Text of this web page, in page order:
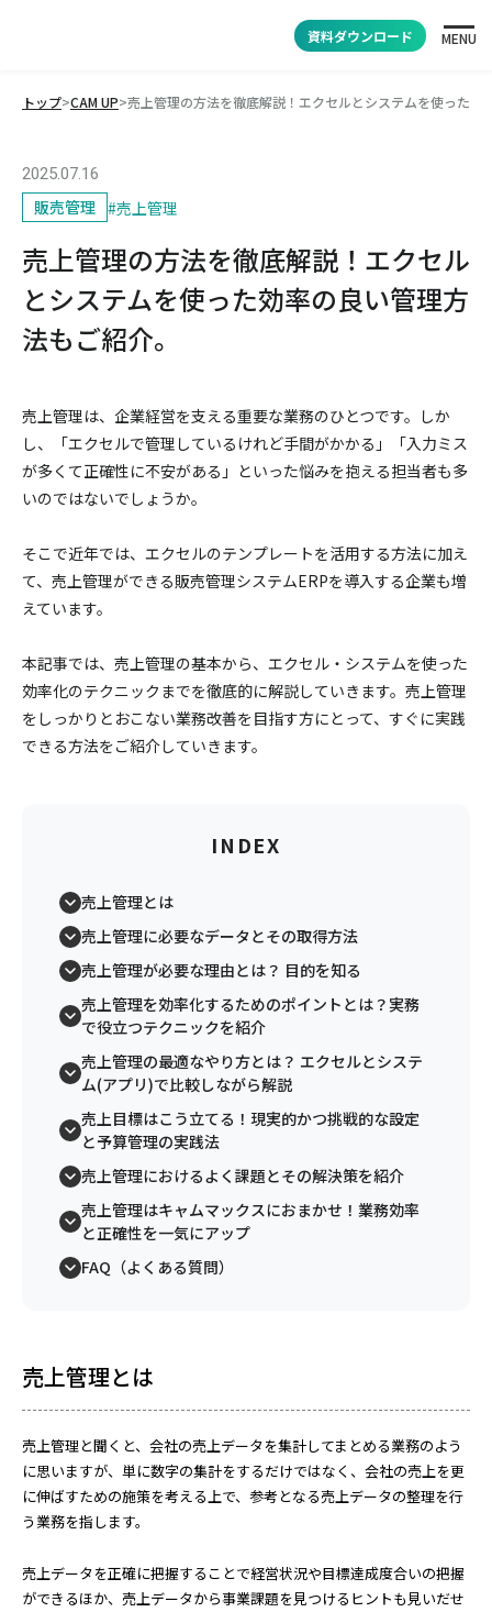
資料ダウンロード MENU
トップ>CAM UP>売上管理の方法を徹底解説！エクセルとシステムを使った効
2025.07.16
販売管理 #売上管理
売上管理の方法を徹底解説！エクセル
とシステムを使った効率の良い管理方
法もご紹介。
売上管理は、企業経営を支える重要な業務のひとつです。しか
し、「エクセルで管理しているけれど手間がかかる」「入力ミス
が多くて正確性に不安がある」といった悩みを抱える担当者も多
いのではないでしょうか。
そこで近年では、エクセルのテンプレートを活用する方法に加え
て、売上管理ができる販売管理システムERPを導入する企業も増
えています。
本記事では、売上管理の基本から、エクセル・システムを使った
効率化のテクニックまでを徹底的に解説していきます。売上管理
をしっかりとおこない業務改善を目指す方にとって、すぐに実践
できる方法をご紹介していきます。
INDEX
売上管理とは
売上管理に必要なデータとその取得方法
売上管理が必要な理由とは？ 目的を知る
売上管理を効率化するためのポイントとは？実務
で役立つテクニックを紹介
売上管理の最適なやり方とは？ エクセルとシステ
ム(アプリ)で比較しながら解説
売上目標はこう立てる！現実的かつ挑戦的な設定
と予算管理の実践法
売上管理におけるよく課題とその解決策を紹介
売上管理はキャムマックスにおまかせ！業務効率
と正確性を一気にアップ
FAQ（よくある質問）
売上管理とは
売上管理と聞くと、会社の売上データを集計してまとめる業務のよう
に思いますが、単に数字の集計をするだけではなく、会社の売上を更
に伸ばすための施策を考える上で、参考となる売上データの整理を行
う業務を指します。
売上データを正確に把握することで経営状況や目標達成度合いの把握
ができるほか、売上データから事業課題を見つけるヒントも見いだせ